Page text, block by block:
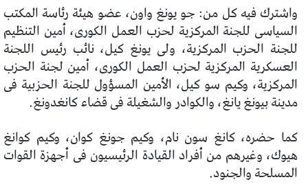
واشترك فيه كل من: جو يونغ واون، عضو هيئة رئاسة المكتب
السياسى للجنة المركزية لحزب العمل الكورى، أمين التنظيم
للجنة الحزب المركزية، ولى يونغ كيل، نائب رئيس اللجنة
العسكرية المركزية لحزب العمل الكورى، أمين لجنة الحزب
المركزية، وكيم سو كيل، الأمين المسؤول للجنة الحزبية فى
مدينة بيونغ يانغ، والكوادر والشغيلة فى قضاء كانغدونغ.
كما حضره، كانغ سون نام، وكيم جونغ كوان، وكيم كوانغ
هيوك، وغيرهم من أفراد القيادة الرئيسيون فى أجهزة القوات
المسلحة والجنود.